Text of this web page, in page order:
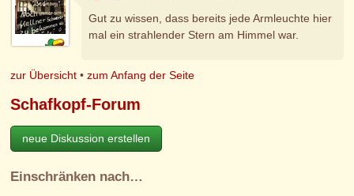
Gut zu wissen, dass bereits jede Armleuchte hier
mal ein strahlender Stern am Himmel war.
zur Übersicht •zum Anfang der Seite
Schafkopf-Forum
neue Diskussion erstellen
Einschränken nach…